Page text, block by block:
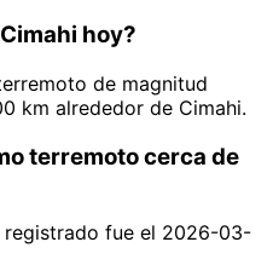
hoy?
de magnitud
km alrededor de Cimahi.
terremoto cerca de
fue el 2026-03-